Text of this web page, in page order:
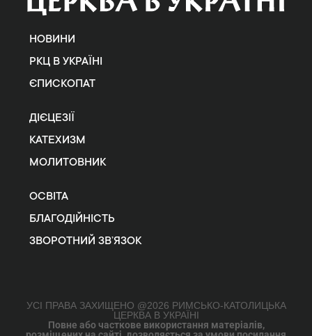
НОВИНИ
РКЦ В УКРАЇНІ
ЄПИСКОПАТ
ДІЄЦЕЗІЇ
КАТЕХИЗМ
МОЛИТОВНИК
ОСВІТА
БЛАГОДІЙНІСТЬ
ЗВОРОТНИЙ ЗВ’ЯЗОК
УСІ ПРАВА ЗАХИЩЕНО @2026 РИМСЬКО-КАТОЛИЦЬКА
ЦЕРКВА В УКРАЇНІ
Повне або часткове використання матеріалів,